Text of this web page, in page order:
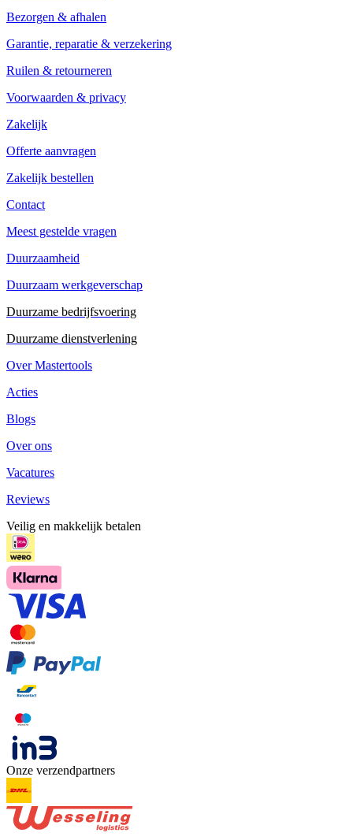
Bezorgen & afhalen
Garantie, reparatie & verzekering
Ruilen & retourneren
Voorwaarden & privacy
Zakelijk
Offerte aanvragen
Zakelijk bestellen
Contact
Meest gestelde vragen
Duurzaamheid
Duurzaam werkgeverschap
Duurzame bedrijfsvoering
Duurzame dienstverlening
Over Mastertools
Acties
Blogs
Over ons
Vacatures
Reviews
Veilig en makkelijk betalen
Onze verzendpartners